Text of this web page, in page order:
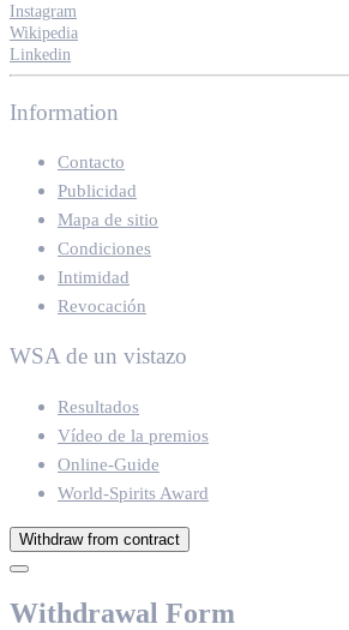
Instagram
Wikipedia
Linkedin
Information
Contacto
Publicidad
Mapa de sitio
Condiciones
Intimidad
Revocación
WSA de un vistazo
Resultados
Vídeo de la premios
Online-Guide
World-Spirits Award
Withdraw from contract
Withdrawal Form